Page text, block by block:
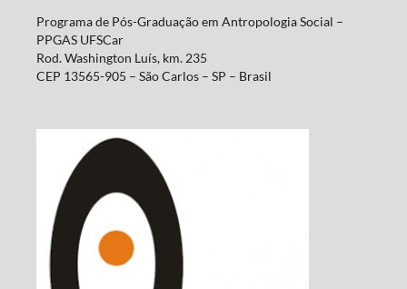
Programa de Pós-Graduação em Antropologia Social –
PPGAS UFSCar
Rod. Washington Luís, km. 235
CEP 13565-905 – São Carlos – SP – Brasil